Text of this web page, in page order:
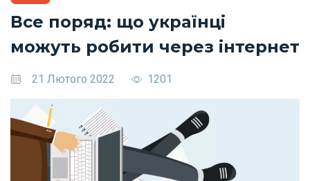
Все поряд: що українці
можуть робити через інтернет
21 Лютого 2022 1201